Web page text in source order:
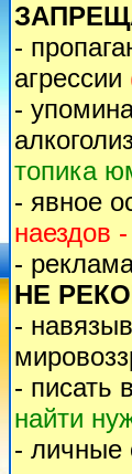
-
агрессии
-
топика
- явное
наездов
-
НЕ
-
- писать
найти
- личные